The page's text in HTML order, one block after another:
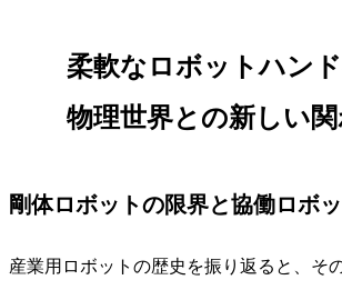
柔軟なロボットハンド
物理世界との新しい
剛体ロボットの限界と協働ロボ
産業用ロボットの歴史を振り返ると、そ